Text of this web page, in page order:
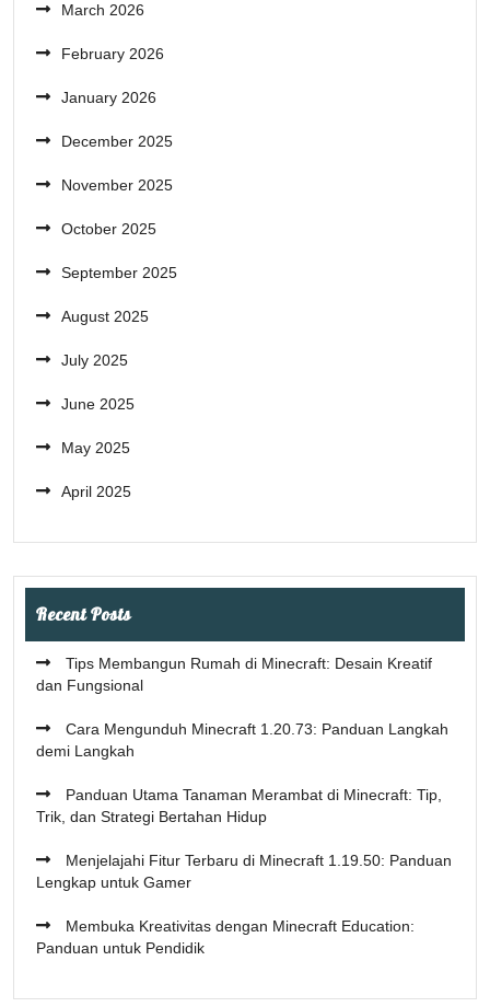
March 2026
February 2026
January 2026
December 2025
November 2025
October 2025
September 2025
August 2025
July 2025
June 2025
May 2025
April 2025
Recent Posts
Tips Membangun Rumah di Minecraft: Desain Kreatif
dan Fungsional
Cara Mengunduh Minecraft 1.20.73: Panduan Langkah
demi Langkah
Panduan Utama Tanaman Merambat di Minecraft: Tip,
Trik, dan Strategi Bertahan Hidup
Menjelajahi Fitur Terbaru di Minecraft 1.19.50: Panduan
Lengkap untuk Gamer
Membuka Kreativitas dengan Minecraft Education:
Panduan untuk Pendidik